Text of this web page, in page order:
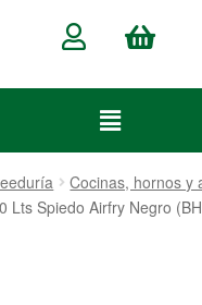
Cocinas, hornos y
Lts Spiedo Airfry Negro